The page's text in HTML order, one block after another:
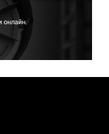
онлайн.